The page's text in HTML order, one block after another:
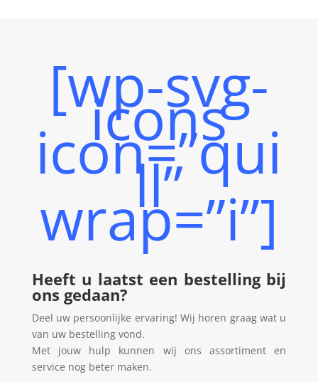
[wp-svg-
icons
icon=”qui
ll”
wrap=”i”]
Heeft u laatst een bestelling bij
ons gedaan?
Deel uw persoonlijke ervaring! Wij horen graag wat u
van uw bestelling vond.
Met jouw hulp kunnen wij ons assortiment en
service nog beter maken.